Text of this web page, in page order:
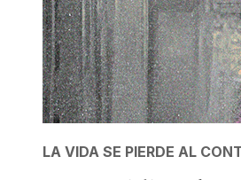
LA VIDA SE PIERDE AL